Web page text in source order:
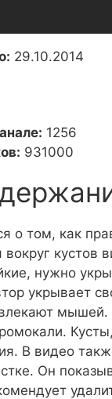
29.10.2014
1256
931000
о том, как
кустов
нужно
укрывает
В видео
Он